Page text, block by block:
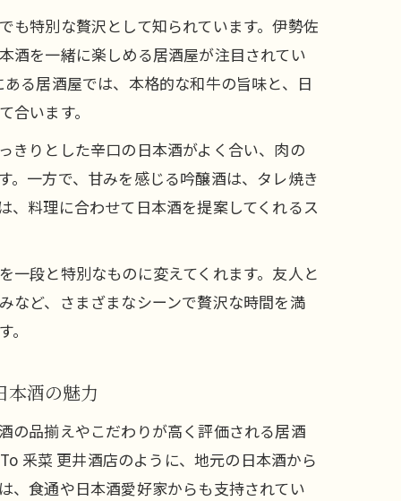
も特別な贅沢として知られています。伊勢佐
酒を一緒に楽しめる居酒屋が注目されてい
る居酒屋では、本格的な和牛の旨味と、日
います。
きりとした辛口の日本酒がよく合い、肉の
。一方で、甘みを感じる吟醸酒は、タレ焼き
、料理に合わせて日本酒を提案してくれるス
一段と特別なものに変えてくれます。友人と
など、さまざまなシーンで贅沢な時間を満
本酒の魅力
の品揃えやこだわりが高く評価される居酒
釆菜 更井酒店のように、地元の日本酒から
、食通や日本酒愛好家からも支持されてい